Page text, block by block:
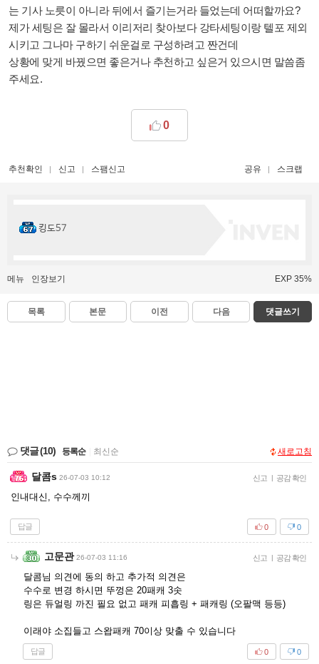
는 기사 노릇이 아니라 뒤에서 즐기는거라 들었는데 어떠할까요?
제가 세팅은 잘 몰라서 이리저리 찾아보다 강타세팅이랑 텔포 제외
시키고 그나마 구하기 쉬운걸로 구성하려고 짠건데
상황에 맞게 바꿨으면 좋은거나 추천하고 싶은거 있으시면 말씀좀
주세요.
0
추천확인 신고 스팸신고 공유 스크랩
킹도57
메뉴 인장보기 EXP 35%
목록 본문 이전 다음 댓글쓰기
댓글(10) 등록순 최신순 새로고침
달콤s 26-07-03 10:12 신고 | 공감 확인
인내대신, 수수께끼
답글 0
0
고문관 26-07-03 11:16 신고 | 공감 확인
달콤님 의견에 동의 하고 추가적 의견은
수수로 변경 하시면 뚜껑은 20패캐 3솟
링은 듀얼링 까진 필요 없고 패캐 피흡링 + 패캐링 (오팔맥 등등)
이래야 소집들고 스왑패캐 70이상 맞출 수 있습니다
답글 0
0